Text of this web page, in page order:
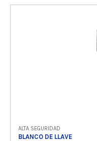
ALTA SEGURIDAD
BLANCO DE LLAVE